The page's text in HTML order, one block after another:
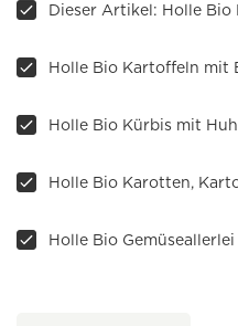
Dieser Artikel: Holle Bio
Holle Bio Kürbis mit
Holle Bio Karotten,
Holle Bio Gemüseallerlei